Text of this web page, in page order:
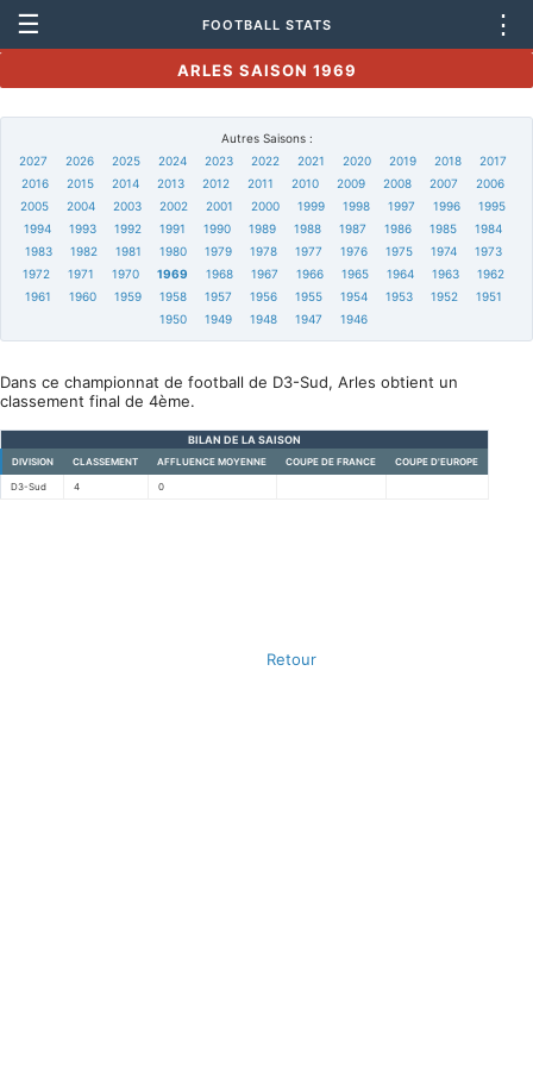
☰ FOOTBALL STATS ⋮
ARLES SAISON 1969
Autres Saisons :
2027
2026 2025 2024 2023 2022 2021 2020 2019 2018
2017
2016
2015 2014 2013 2012 2011 2010 2009 2008 2007
2006
2005
2004 2003 2002 2001 2000 1999 1998 1997 1996
1995
1994
1993 1992 1991 1990 1989 1988 1987 1986 1985
1984
1983
1982 1981 1980 1979 1978 1977 1976 1975 1974
1973
1972
1971 1970 1969 1968 1967 1966 1965 1964 1963
1962
1961
1960 1959 1958 1957 1956 1955 1954 1953 1952
1951
1950
1949 1948 1947 1946
Dans ce championnat de football de D3-Sud, Arles obtient un
classement final de 4ème.
BILAN DE LA SAISON
DIVISION CLASSEMENT AFFLUENCE MOYENNE COUPE DE FRANCE COUPE D'EUROPE
D3-Sud 4 0
Retour